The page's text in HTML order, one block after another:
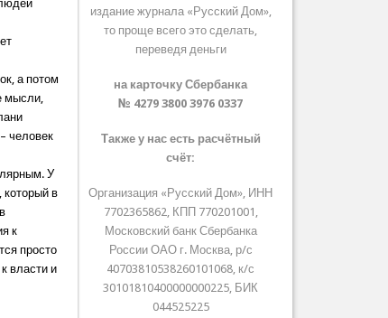
а потом
мысли,
человек
У
в
к
просто
власти и
издание журнала «Русский Дом»,
то проще всего это сделать,
переведя деньги
на карточку Сбербанка
№ 4279 3800 3976 0337
Также у нас есть расчётный
счёт:
Организация «Русский Дом», ИНН
7702365862, КПП 770201001,
Московский банк Сбербанка
России ОАО г. Москва, р/с
40703810538260101068, к/с
30101810400000000225, БИК
044525225